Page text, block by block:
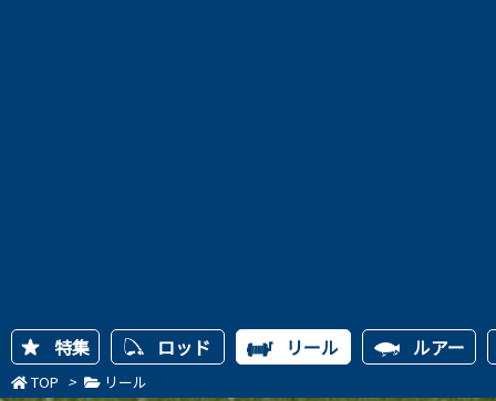
特集 ロッド リール ルアー
TOP > リール